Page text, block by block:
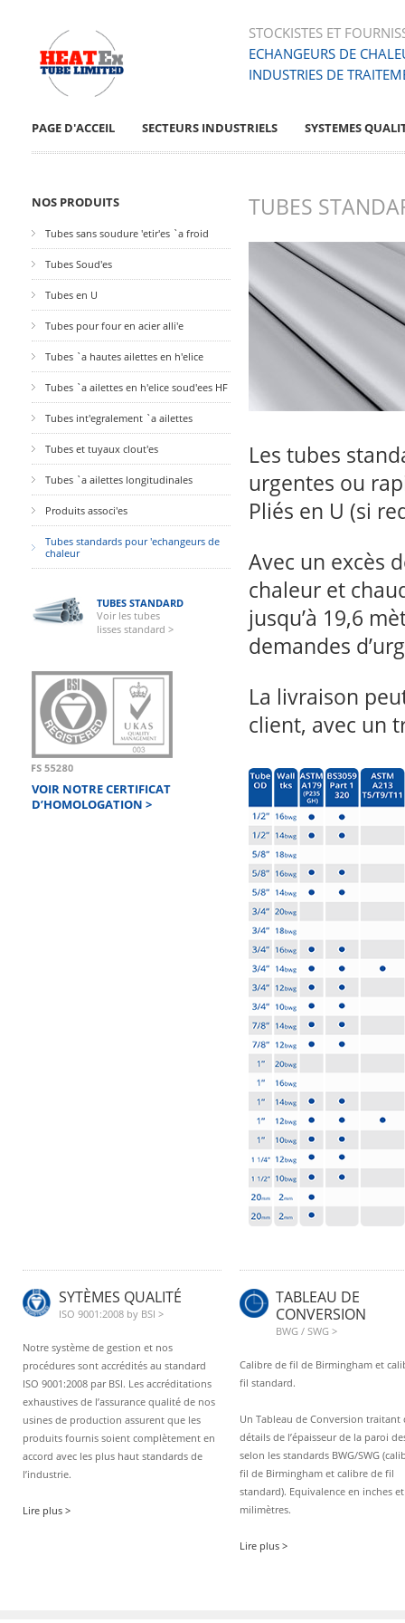
STOCKISTES ET
ECHANGEURS DE
INDUSTRIES DE
PAGE D'ACCEIL SECTEURS INDUSTRIELS SYSTEMES
NOS PRODUITS
Tubes sans soudure 'etir'es `a froid
Tubes Soud'es
Tubes en U
Tubes pour four en acier alli'e
Tubes `a hautes ailettes en h'elice
Tubes `a ailettes en h'elice soud'ees HF
Tubes int'egralement `a ailettes
Tubes et tuyaux clout'es
Tubes `a ailettes longitudinales
Produits associ'es
Tubes standards pour 'echangeurs de
chaleur
TUBES STANDARD
Voir les tubes
lisses standard >
VOIR NOTRE CERTIFICAT
D’HOMOLOGATION >
TUBES
Les tubes
urgentes ou
Pliés en U (si
Avec un excès
chaleur et
jusqu’à 19,6
demandes
La livraison
client, avec un
SYTÈMES QUALITÉ
ISO 9001:2008 by BSI >
Notre système de gestion et nos
procédures sont accrédités au standard
ISO 9001:2008 par BSI. Les accréditations
exhaustives de l’assurance qualité de nos
usines de production assurent que les
produits fournis soient complètement en
accord avec les plus haut standards de
l’industrie.
Lire plus >
TABLEAU DE
CONVERSION
BWG / SWG >
Calibre de fil de Birmingham et
fil standard.
Un Tableau de Conversion traitant
détails de l’épaisseur de la paroi
selon les standards BWG/SWG
fil de Birmingham et calibre de fil
standard). Equivalence en inches et
milimètres.
Lire plus >